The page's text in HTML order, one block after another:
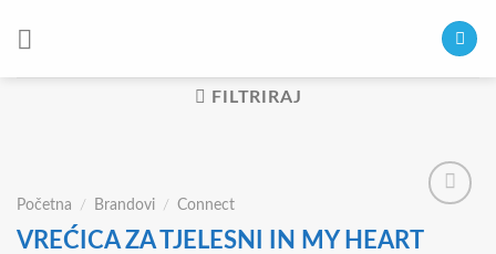
FILTRIRAJ
Početna / Brandovi / Connect
VREĆICA ZA TJELESNI IN MY HEART